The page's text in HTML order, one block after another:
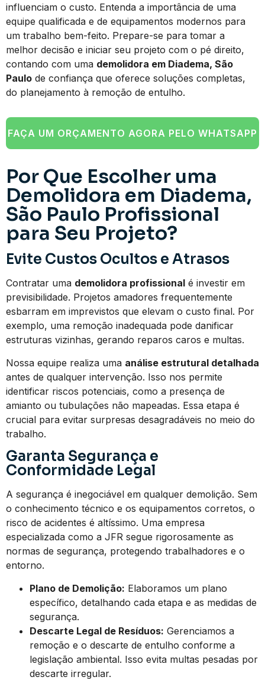
influenciam o custo. Entenda a importância de uma
equipe qualificada e de equipamentos modernos para
um trabalho bem-feito. Prepare-se para tomar a
melhor decisão e iniciar seu projeto com o pé direito,
contando com uma demolidora em Diadema, São
Paulo de confiança que oferece soluções completas,
do planejamento à remoção de entulho.
FAÇA UM ORÇAMENTO AGORA PELO WHATSAPP
Por Que Escolher uma
Demolidora em Diadema,
São Paulo Profissional
para Seu Projeto?
Evite Custos Ocultos e Atrasos
Contratar uma demolidora profissional é investir em
previsibilidade. Projetos amadores frequentemente
esbarram em imprevistos que elevam o custo final. Por
exemplo, uma remoção inadequada pode danificar
estruturas vizinhas, gerando reparos caros e multas.
Nossa equipe realiza uma análise estrutural detalhada
antes de qualquer intervenção. Isso nos permite
identificar riscos potenciais, como a presença de
amianto ou tubulações não mapeadas. Essa etapa é
crucial para evitar surpresas desagradáveis no meio do
trabalho.
Garanta Segurança e
Conformidade Legal
A segurança é inegociável em qualquer demolição. Sem
o conhecimento técnico e os equipamentos corretos, o
risco de acidentes é altíssimo. Uma empresa
especializada como a JFR segue rigorosamente as
normas de segurança, protegendo trabalhadores e o
entorno.
Plano de Demolição: Elaboramos um plano
específico, detalhando cada etapa e as medidas de
segurança.
Descarte Legal de Resíduos: Gerenciamos a
remoção e o descarte de entulho conforme a
legislação ambiental. Isso evita multas pesadas por
descarte irregular.